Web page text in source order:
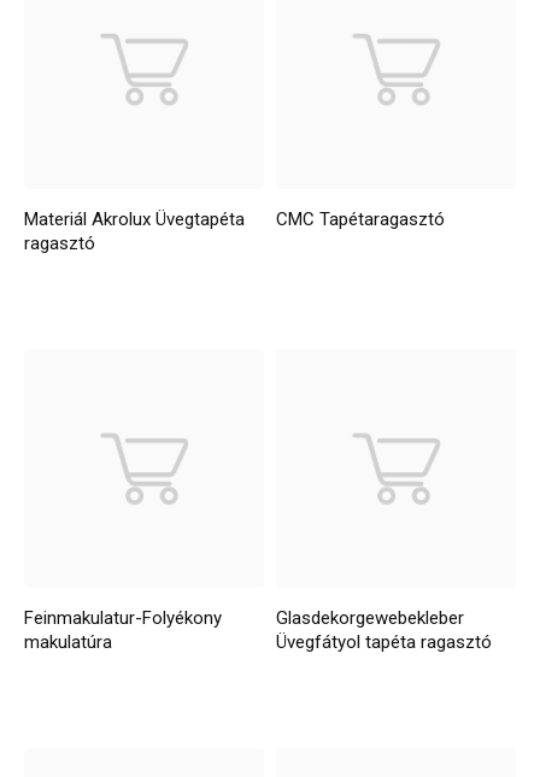
Materiál Akrolux Üvegtapéta
ragasztó
CMC Tapétaragasztó
Feinmakulatur-Folyékony
makulatúra
Glasdekorgewebekleber
Üvegfátyol tapéta ragasztó